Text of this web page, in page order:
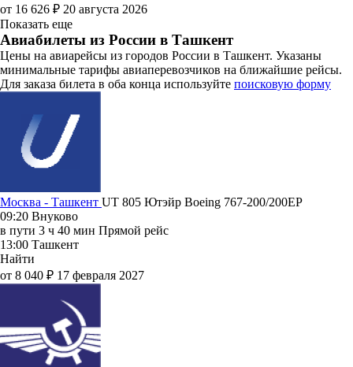
от 16 626 ₽ 20 августа 2026
Показать еще
Авиабилеты из России в Ташкент
Цены на авиарейсы из городов России в Ташкент. Указаны
минимальные тарифы авиаперевозчиков на ближайшие рейсы.
Для заказа билета в оба конца используйте поисковую форму
Москва - Ташкент UT 805 Ютэйр Boeing 767-200/200ЕР
09:20 Внуково
в пути 3 ч 40 мин Прямой рейс
13:00 Ташкент
Найти
от 8 040 ₽ 17 февраля 2027